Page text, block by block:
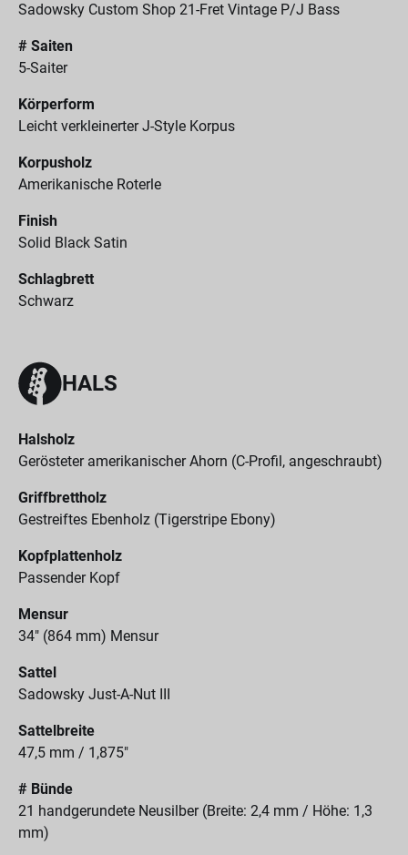
Sadowsky Custom Shop 21-Fret Vintage P/J Bass
# Saiten
5-Saiter
Körperform
Leicht verkleinerter J-Style Korpus
Korpusholz
Amerikanische Roterle
Finish
Solid Black Satin
Schlagbrett
Schwarz
HALS
Halsholz
Gerösteter amerikanischer Ahorn (C-Profil, angeschraubt)
Griffbrettholz
Gestreiftes Ebenholz (Tigerstripe Ebony)
Kopfplattenholz
Passender Kopf
Mensur
34" (864 mm) Mensur
Sattel
Sadowsky Just-A-Nut III
Sattelbreite
47,5 mm / 1,875"
# Bünde
21 handgerundete Neusilber (Breite: 2,4 mm / Höhe: 1,3
mm)